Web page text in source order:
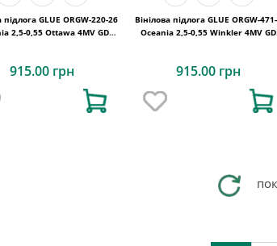
підлога GLUE ORGW-220-26
2,5-0,55 Ottawa 4MV GD
915.00 грн
Вінілова підлога GLUE ORGW-
Oceania 2,5-0,55 Winkler 4MV GD
915.00 грн